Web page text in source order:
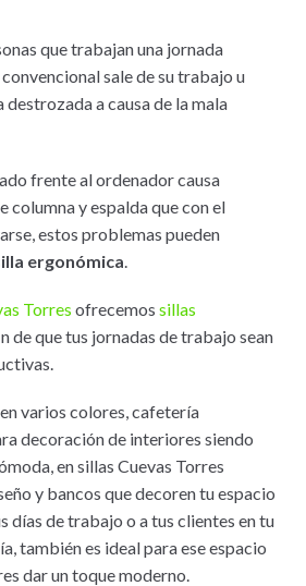
que trabajan una jornada
convencional sale de su trabajo u
destrozada a causa de la mala
frente al ordenador causa
columna y espalda que con el
estos problemas pueden
ergonómica
Torres ofrecemos sillas
de que tus jornadas de trabajo sean
varios colores, cafetería
decoración de interiores siendo
en sillas Cuevas Torres
y bancos que decoren tu espacio
días de trabajo o a tus clientes en tu
también es ideal para ese espacio
dar un toque moderno.